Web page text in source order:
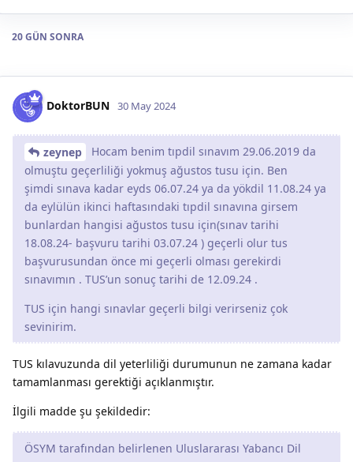
20 GÜN SONRA
DoktorBUN 30 May 2024
zeynep
Hocam benim tıpdil sınavım 29.06.2019 da
olmuştu geçerliliği yokmuş ağustos tusu için. Ben
şimdi sınava kadar eyds 06.07.24 ya da yökdil 11.08.24 ya
da eylülün ikinci haftasındaki tıpdil sınavına girsem
bunlardan hangisi ağustos tusu için(sınav tarihi
18.08.24- başvuru tarihi 03.07.24 ) geçerli olur tus
başvurusundan önce mi geçerli olması gerekirdi
sınavımın . TUS’un sonuç tarihi de 12.09.24 .
TUS için hangi sınavlar geçerli bilgi verirseniz çok
sevinirim.
TUS kılavuzunda dil yeterliliği durumunun ne zamana kadar
tamamlanması gerektiği açıklanmıştır.
İlgili madde şu şekildedir:
ÖSYM tarafından belirlenen Uluslararası Yabancı Dil